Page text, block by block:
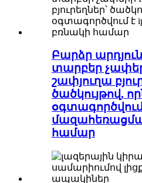
Բարձր
տարբեր
շափյուղա
ծածկույթով,
օգտագործվում
համար